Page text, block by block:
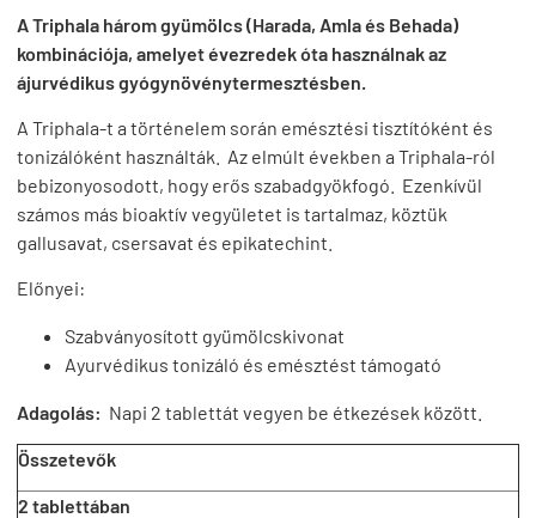
A Triphala három gyümölcs (Harada, Amla és Behada)
kombinációja, amelyet évezredek óta használnak az
ájurvédikus gyógynövénytermesztésben.
A Triphala-t a történelem során emésztési tisztítóként és
tonizálóként használták. Az elmúlt években a Triphala-ról
bebizonyosodott, hogy erős szabadgyökfogó. Ezenkívül
számos más bioaktív vegyületet is tartalmaz, köztük
gallusavat, csersavat és epikatechint.
Előnyei:
Szabványosított gyümölcskivonat
Ayurvédikus tonizáló és emésztést támogató
Adagolás: Napi 2 tablettát vegyen be étkezések között.
Összetevők
2 tablettában